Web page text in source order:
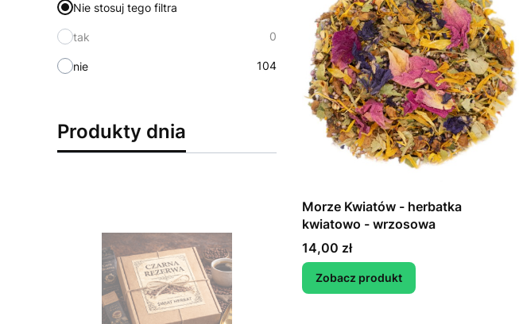
Nie stosuj tego filtra
tak 0
nie 104
Produkty dnia
Morze Kwiatów - herbatka
kwiatowo - wrzosowa
Cena
14,00 zł
Zobacz produkt